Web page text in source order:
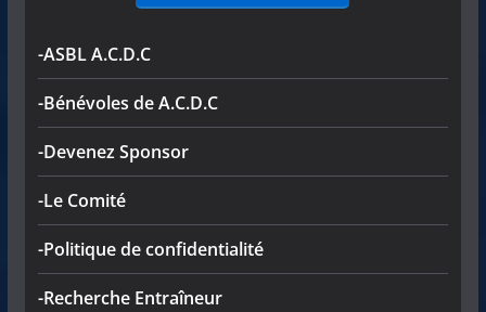
-ASBL A.C.D.C
-Bénévoles de A.C.D.C
-Devenez Sponsor
-Le Comité
-Politique de confidentialité
-Recherche Entraîneur